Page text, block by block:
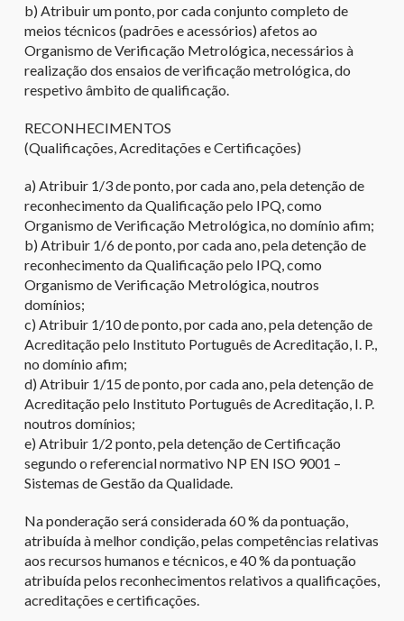
b) Atribuir um ponto, por cada conjunto completo de
meios técnicos (padrões e acessórios) afetos ao
Organismo de Verificação Metrológica, necessários à
realização dos ensaios de verificação metrológica, do
respetivo âmbito de qualificação.
RECONHECIMENTOS
(Qualificações, Acreditações e Certificações)
a) Atribuir 1/3 de ponto, por cada ano, pela detenção de
reconhecimento da Qualificação pelo IPQ, como
Organismo de Verificação Metrológica, no domínio afim;
b) Atribuir 1/6 de ponto, por cada ano, pela detenção de
reconhecimento da Qualificação pelo IPQ, como
Organismo de Verificação Metrológica, noutros
domínios;
c) Atribuir 1/10 de ponto, por cada ano, pela detenção de
Acreditação pelo Instituto Português de Acreditação, I. P.,
no domínio afim;
d) Atribuir 1/15 de ponto, por cada ano, pela detenção de
Acreditação pelo Instituto Português de Acreditação, I. P.
noutros domínios;
e) Atribuir 1/2 ponto, pela detenção de Certificação
segundo o referencial normativo NP EN ISO 9001 –
Sistemas de Gestão da Qualidade.
Na ponderação será considerada 60 % da pontuação,
atribuída à melhor condição, pelas competências relativas
aos recursos humanos e técnicos, e 40 % da pontuação
atribuída pelos reconhecimentos relativos a qualificações,
acreditações e certificações.